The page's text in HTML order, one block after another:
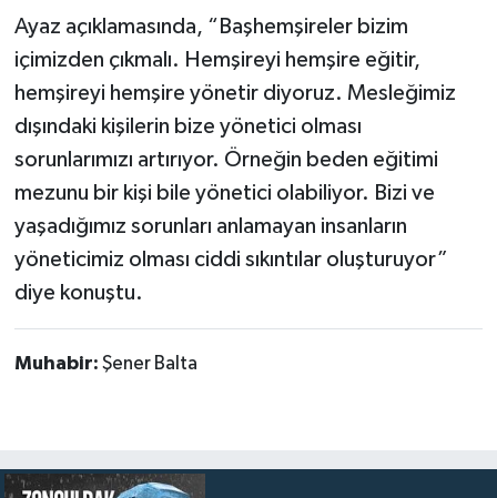
Ayaz açıklamasında, “Başhemşireler bizim
içimizden çıkmalı. Hemşireyi hemşire eğitir,
hemşireyi hemşire yönetir diyoruz. Mesleğimiz
dışındaki kişilerin bize yönetici olması
sorunlarımızı artırıyor. Örneğin beden eğitimi
mezunu bir kişi bile yönetici olabiliyor. Bizi ve
yaşadığımız sorunları anlamayan insanların
yöneticimiz olması ciddi sıkıntılar oluşturuyor”
diye konuştu.
Muhabir: Şener Balta